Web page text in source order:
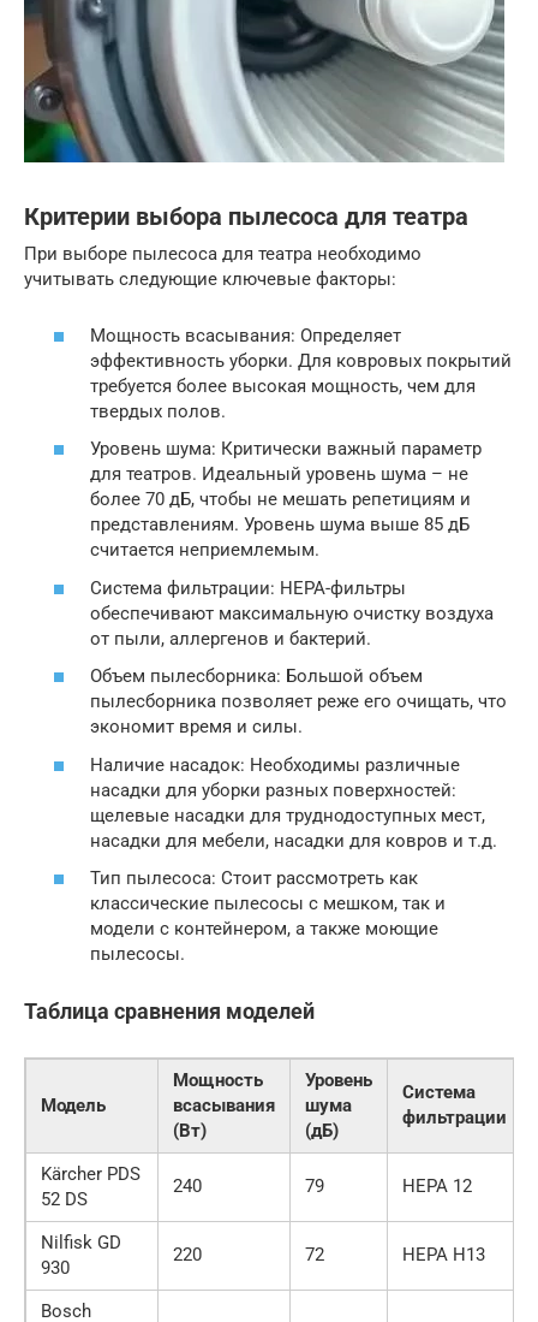
Критерии выбора пылесоса для театра
При выборе пылесоса для театра необходимо
учитывать следующие ключевые факторы:
Мощность всасывания: Определяет
эффективность уборки. Для ковровых покрытий
требуется более высокая мощность, чем для
твердых полов.
Уровень шума: Критически важный параметр
для театров. Идеальный уровень шума – не
более 70 дБ, чтобы не мешать репетициям и
представлениям. Уровень шума выше 85 дБ
считается неприемлемым.
Система фильтрации: HEPA-фильтры
обеспечивают максимальную очистку воздуха
от пыли, аллергенов и бактерий.
Объем пылесборника: Большой объем
пылесборника позволяет реже его очищать, что
экономит время и силы.
Наличие насадок: Необходимы различные
насадки для уборки разных поверхностей:
щелевые насадки для труднодоступных мест,
насадки для мебели, насадки для ковров и т.д.
Тип пылесоса: Стоит рассмотреть как
классические пылесосы с мешком, так и
модели с контейнером, а также моющие
пылесосы.
Таблица сравнения моделей
Модель
Мощность
всасывания
(Вт)
Уровень
шума
(дБ)
Система
фильтрации
Kärcher PDS
52 DS
240 79 HEPA 12
Nilfisk GD
930
220 72 HEPA H13
Bosch